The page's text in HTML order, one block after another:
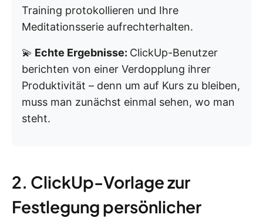
Training protokollieren und Ihre
Meditationsserie aufrechterhalten.
💫 Echte Ergebnisse: ClickUp-Benutzer
berichten von einer Verdopplung ihrer
Produktivität – denn um auf Kurs zu bleiben,
muss man zunächst einmal sehen, wo man
steht.
2. ClickUp-Vorlage zur
Festlegung persönlicher